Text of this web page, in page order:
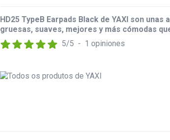
HD25 TypeB Earpads Black de YAXI son
gruesas, suaves, mejores y más cómodas
5/5 - 1 opiniones